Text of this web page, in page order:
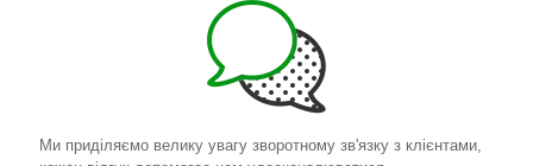
Ми приділяємо велику увагу зворотному зв'язку з клієнтами,